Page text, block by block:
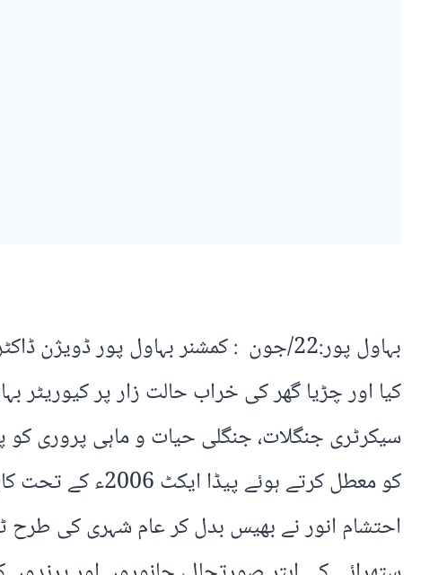
بہاول پور:22/جون : کمشنر بہاول پور
کیا اور چڑیا گھر کی خراب حالت زار پر
سیکرٹری جنگلات، جنگلی حیات و ماہی پروری
کو معطل کرتے
احتشام انور نے بھیس بدل کر عام شہری کی طرح